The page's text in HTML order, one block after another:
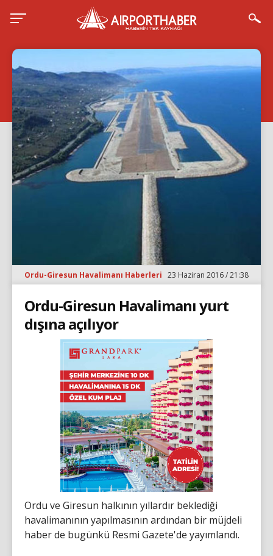
Ordu-Giresun Havalimanı Haberleri 23 Haziran 2016 / 21:38
Ordu-Giresun Havalimanı yurt
dışına açılıyor
Ordu ve Giresun halkının yıllardır beklediği
havalimanının yapılmasının ardından bir müjdeli
haber de bugünkü Resmi Gazete'de yayımlandı.